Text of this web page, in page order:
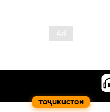
Тоҷикистон